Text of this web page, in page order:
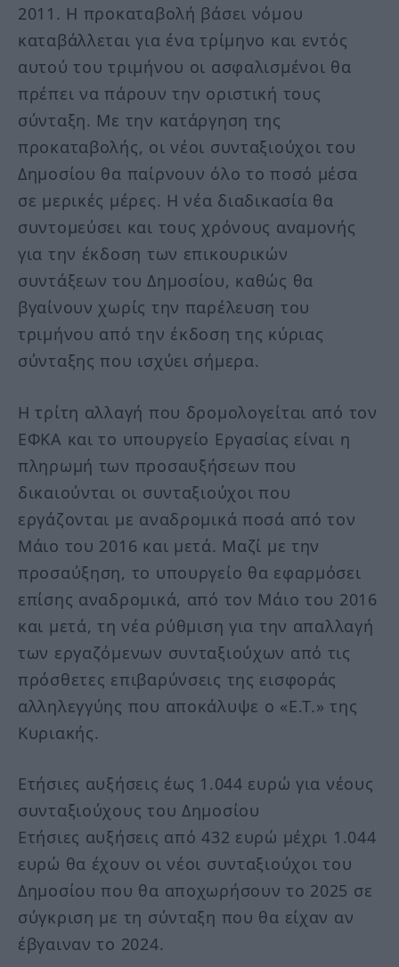
2011. Η προκαταβολή βάσει νόμου
καταβάλλεται για ένα τρίμηνο και εντός
αυτού του τριμήνου οι ασφαλισμένοι θα
πρέπει να πάρουν την οριστική τους
σύνταξη. Με την κατάργηση της
προκαταβολής, οι νέοι συνταξιούχοι του
Δημοσίου θα παίρνουν όλο το ποσό μέσα
σε μερικές μέρες. Η νέα διαδικασία θα
συντομεύσει και τους χρόνους αναμονής
για την έκδοση των επικουρικών
συντάξεων του Δημοσίου, καθώς θα
βγαίνουν χωρίς την παρέλευση του
τριμήνου από την έκδοση της κύριας
σύνταξης που ισχύει σήμερα.
Η τρίτη αλλαγή που δρομολογείται από τον
ΕΦΚΑ και το υπουργείο Εργασίας είναι η
πληρωμή των προσαυξήσεων που
δικαιούνται οι συνταξιούχοι που
εργάζονται με αναδρομικά ποσά από τον
Μάιο του 2016 και μετά. Μαζί με την
προσαύξηση, το υπουργείο θα εφαρμόσει
επίσης αναδρομικά, από τον Μάιο του 2016
και μετά, τη νέα ρύθμιση για την απαλλαγή
των εργαζόμενων συνταξιούχων από τις
πρόσθετες επιβαρύνσεις της εισφοράς
αλληλεγγύης που αποκάλυψε ο «Ε.Τ.» της
Κυριακής.
Ετήσιες αυξήσεις έως 1.044 ευρώ για νέους
συνταξιούχους του Δημοσίου
Ετήσιες αυξήσεις από 432 ευρώ μέχρι 1.044
ευρώ θα έχουν οι νέοι συνταξιούχοι του
Δημοσίου που θα αποχωρήσουν το 2025 σε
σύγκριση με τη σύνταξη που θα είχαν αν
έβγαιναν το 2024.